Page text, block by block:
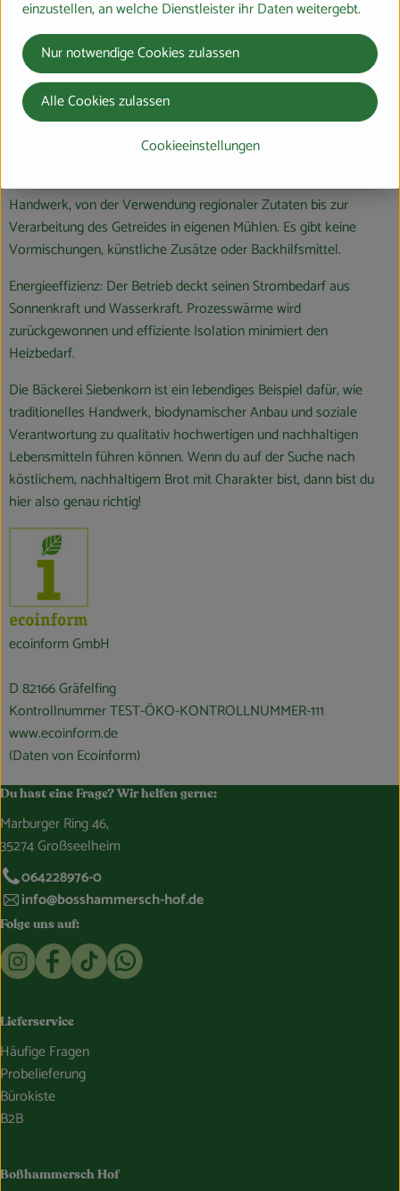
Lichtkornroggen. Diese sind genügsam im Anbau, schonen den
Boden und sind ideal für Allergiker:innen.
Regionale Zutaten: Die Bäckerei bezieht ihre Bio-Zutaten
vorzugsweise von Demeter-Bäuer:innen aus der Region. Unter
anderem von unserem Partnerbetrieb, dem Hofmanns-Hof in
Handwerkliche Tradition: Siebenkorn setzt auf traditionelles
Handwerk, von der Verwendung regionaler Zutaten bis zur
Verarbeitung des Getreides in eigenen Mühlen. Es gibt keine
Vormischungen, künstliche Zusätze oder Backhilfsmittel.
Energieeffizienz: Der Betrieb deckt seinen Strombedarf aus
Sonnenkraft und Wasserkraft. Prozesswärme wird
zurückgewonnen und effiziente Isolation minimiert den
Heizbedarf.
Die Bäckerei Siebenkorn ist ein lebendiges Beispiel dafür, wie
traditionelles Handwerk, biodynamischer Anbau und soziale
Verantwortung zu qualitativ hochwertigen und nachhaltigen
Lebensmitteln führen können. Wenn du auf der Suche nach
köstlichem, nachhaltigem Brot mit Charakter bist, dann bist du
hier also genau richtig!
ecoinform GmbH
D 82166 Gräfelfing
Kontrollnummer TEST-ÖKO-KONTROLLNUMMER-111
www.ecoinform.de
(Daten von Ecoinform)
Du hast eine Frage? Wir helfen gerne:
Marburger Ring 46,
35274 Großseelheim
064228976-0
info@bosshammersch-hof.de
Folge uns auf:
Externer Link zu https://www.instagram.com/
Externer Link zu https://www.facebook.com/
Externer Link zu https://www.tiktok.com/
Externer Link zu https://whatsapp.com/
Lieferservice
Häufige Fragen
Probelieferung
Bürokiste
B2B
Boßhammersch Hof
einzustellen, an welche Dienstleister ihr Daten weitergebt.
Cookieeinstellungen
Nur notwendige Cookies zulassen
Alle Cookies zulassen